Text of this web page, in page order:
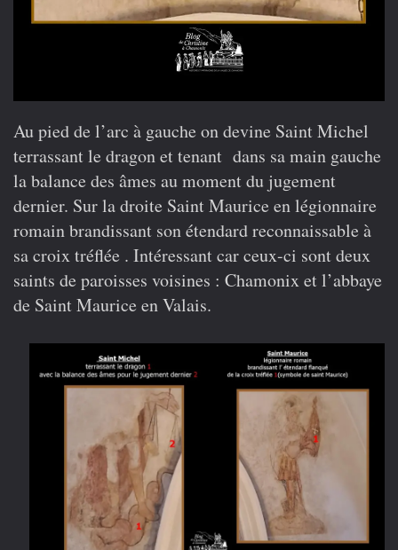
Au pied de l’arc à gauche on devine Saint Michel
terrassant le dragon et tenant dans sa main gauche
la balance des âmes au moment du jugement
dernier. Sur la droite Saint Maurice en légionnaire
romain brandissant son étendard reconnaissable à
sa croix tréflée . Intéressant car ceux-ci sont deux
saints de paroisses voisines : Chamonix et l’abbaye
de Saint Maurice en Valais.